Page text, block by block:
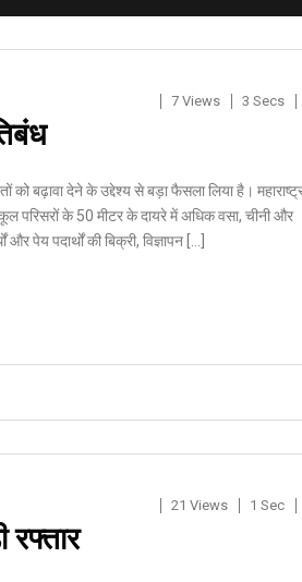
7 Views 3 Secs
को बढ़ावा देने के उद्देश्य से बड़ा फैसला लिया है।
परिसरों के 50 मीटर के दायरे में अधिक वसा, चीनी और
पेय पदार्थों की बिक्री, विज्ञापन […]
21 Views 1 Sec